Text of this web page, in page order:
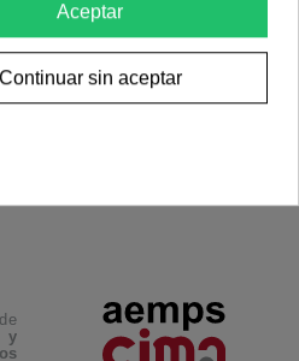
15 PARCHES
12,95 €
Añadir al carrito
Aceptar
Continuar sin aceptar